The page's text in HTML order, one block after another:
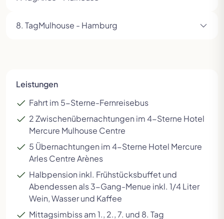
8. TagMulhouse - Hamburg
Leistungen
Fahrt im 5-Sterne-Fernreisebus
2 Zwischenübernachtungen im 4-Sterne Hotel
Mercure Mulhouse Centre
5 Übernachtungen im 4-Sterne Hotel Mercure
Arles Centre Arènes
Halbpension inkl. Frühstücksbuffet und
Abendessen als 3-Gang-Menue inkl. 1/4 Liter
Wein, Wasser und Kaffee
Mittagsimbiss am 1., 2., 7. und 8. Tag